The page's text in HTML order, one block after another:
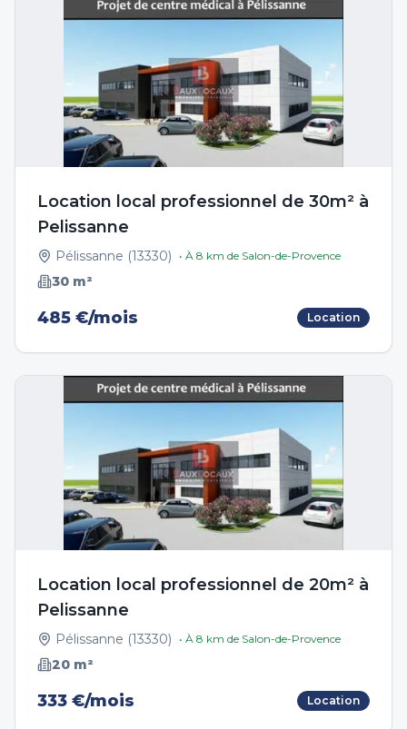
Location local professionnel de 30m² à
Pelissanne
Pélissanne (13330) • À 8 km de Salon-de-Provence
30 m²
485 €/mois Location
Location local professionnel de 20m² à
Pelissanne
Pélissanne (13330) • À 8 km de Salon-de-Provence
20 m²
333 €/mois Location